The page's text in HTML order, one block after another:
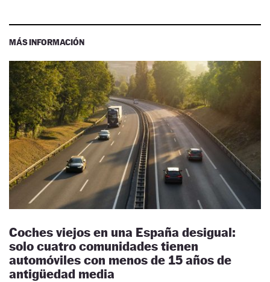
MÁS INFORMACIÓN
Coches viejos en una España desigual:
solo cuatro comunidades tienen
automóviles con menos de 15 años de
antigüedad media